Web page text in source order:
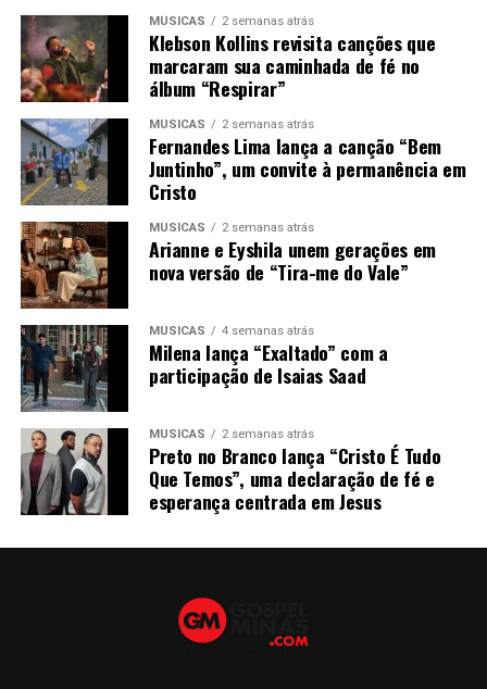
MÚSICAS 2 semanas atrás
Klebson Kollins revisita canções que
marcaram sua caminhada de fé no
álbum “Respirar”
MÚSICAS 2 semanas atrás
Fernandes Lima lança a canção “Bem
Juntinho”, um convite à permanência em
Cristo
MÚSICAS 2 semanas atrás
Arianne e Eyshila unem gerações em
nova versão de “Tira-me do Vale”
MÚSICAS 4 semanas atrás
Milena lança “Exaltado” com a
participação de Isaias Saad
MÚSICAS 2 semanas atrás
Preto no Branco lança “Cristo É Tudo
Que Temos”, uma declaração de fé e
esperança centrada em Jesus